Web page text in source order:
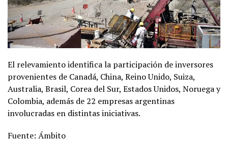
El relevamiento identifica la participación de inversores
provenientes de Canadá, China, Reino Unido, Suiza,
Australia, Brasil, Corea del Sur, Estados Unidos, Noruega y
Colombia, además de 22 empresas argentinas
involucradas en distintas iniciativas.
Fuente: Ámbito